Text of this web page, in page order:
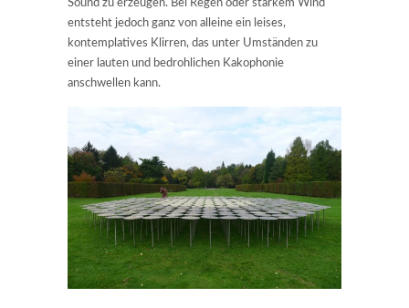
Sound zu erzeugen. Bei Regen oder starkem Wind
entsteht jedoch ganz von alleine ein leises,
kontemplatives Klirren, das unter Umständen zu
einer lauten und bedrohlichen Kakophonie
anschwellen kann.